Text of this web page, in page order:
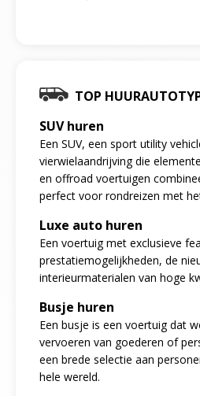
TOP
SUV huren
Een SUV, een sport utility
vierwielaandrijving die
en offroad voertuigen
perfect voor rondreizen met
Luxe auto huren
Een voertuig met exclusieve
prestatiemogelijkheden, de
interieurmaterialen van hoge
Busje huren
Een busje is een voertuig dat
vervoeren van goederen of
een brede selectie aan
hele wereld.